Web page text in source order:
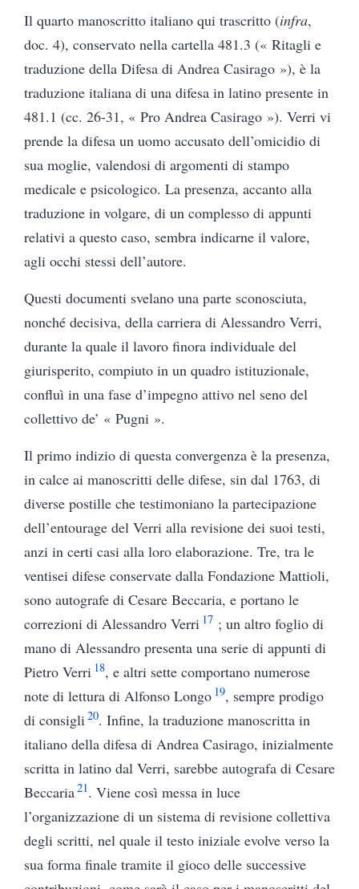
Il quarto manoscritto italiano qui trascritto (infra,
doc. 4), conservato nella cartella 481.3 (« Ritagli e
traduzione della Difesa di Andrea Casirago »), è la
traduzione italiana di una difesa in latino presente in
481.1 (cc. 26-31, « Pro Andrea Casirago »). Verri vi
prende la difesa un uomo accusato dell’omicidio di
sua moglie, valendosi di argomenti di stampo
medicale e psicologico. La presenza, accanto alla
traduzione in volgare, di un complesso di appunti
relativi a questo caso, sembra indicarne il valore,
agli occhi stessi dell’autore.
Questi documenti svelano una parte sconosciuta,
nonché decisiva, della carriera di Alessandro Verri,
durante la quale il lavoro finora individuale del
giurisperito, compiuto in un quadro istituzionale,
confluì in una fase d’impegno attivo nel seno del
collettivo de’ « Pugni ».
Il primo indizio di questa convergenza è la presenza,
in calce ai manoscritti delle difese, sin dal 1763, di
diverse postille che testimoniano la partecipazione
dell’entourage del Verri alla revisione dei suoi testi,
anzi in certi casi alla loro elaborazione. Tre, tra le
ventisei difese conservate dalla Fondazione Mattioli,
sono autografe di Cesare Beccaria, e portano le
correzioni di Alessandro Verri 17 ; un altro foglio di
mano di Alessandro presenta una serie di appunti di
Pietro Verri 18, e altri sette comportano numerose
note di lettura di Alfonso Longo 19, sempre prodigo
di consigli20. Infine, la traduzione manoscritta in
italiano della difesa di Andrea Casirago, inizialmente
scritta in latino dal Verri, sarebbe autografa di Cesare
Beccaria21. Viene così messa in luce
l’organizzazione di un sistema di revisione collettiva
degli scritti, nel quale il testo iniziale evolve verso la
sua forma finale tramite il gioco delle successive